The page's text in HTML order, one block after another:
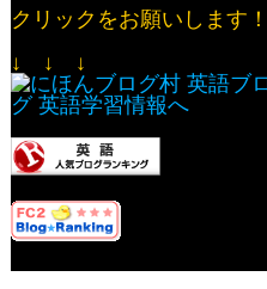
クリックをお願いします！
↓ ↓ ↓